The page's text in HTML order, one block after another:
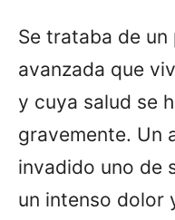
Se trataba de
avanzada que
y cuya salud se
gravemente. Un
invadido uno de
un intenso dolor